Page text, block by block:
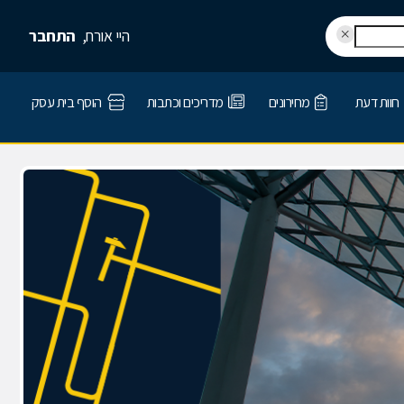
היי אורח, התחבר
חוות דעת מחירונים מדריכים וכתבות הוסף בית עסק